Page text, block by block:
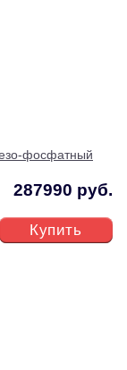
фосфатный
287990 руб.
Купить